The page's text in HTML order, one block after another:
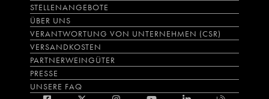
STELLENANGEBOTE
ÜBER UNS
VERANTWORTUNG VON UNTERNEHMEN (CSR)
VERSANDKOSTEN
PARTNERWEINGÜTER
PRESSE
UNSERE FAQ